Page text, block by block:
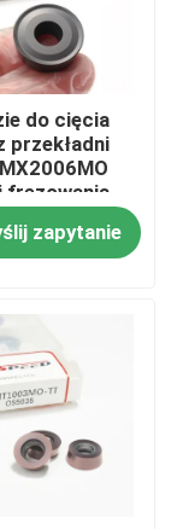
do cięcia
przekładni
frezowania
zapytanie